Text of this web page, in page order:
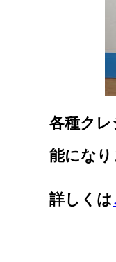
各種クレ
能になり
詳しくは